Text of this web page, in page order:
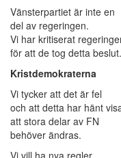
Vänsterpartiet är inte en
del av regeringen.
Vi har kritiserat
för att de tog detta beslut.
Kristdemokraterna
Vi tycker att det är fel
och att detta har hänt
att stora delar av FN
behöver ändras.
Vi vill ha nya regler